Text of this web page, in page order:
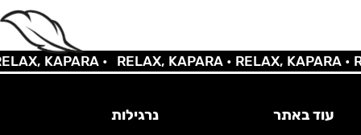
KAPARA • RELAX, KAPARA •RELAX, KAPARA •
עוד באתר נרגילות